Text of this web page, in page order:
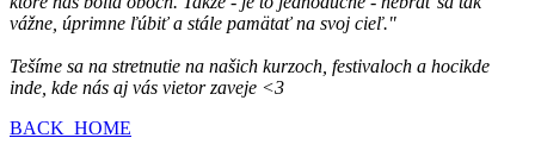
vážne, úprimne ľúbiť a stále pamätať na svoj cieľ."
Tešíme sa na stretnutie na našich kurzoch, festivaloch a hocikde
inde, kde nás aj vás vietor zaveje <3
BACK_HOME